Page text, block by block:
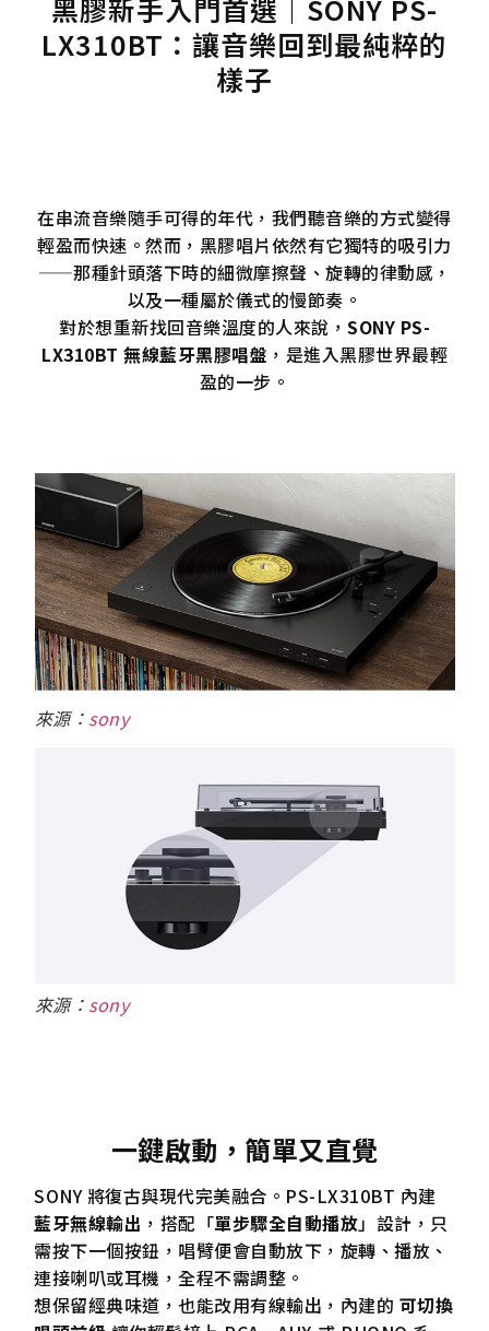
黑膠新手入門首選｜SONY PS-
LX310BT：讓音樂回到最純粹的
樣子
在串流音樂隨手可得的年代，我們聽音樂的方式變得
輕盈而快速。然而，黑膠唱片依然有它獨特的吸引力
——那種針頭落下時的細微摩擦聲、旋轉的律動感，
以及一種屬於儀式的慢節奏。
對於想重新找回音樂溫度的人來說， SONY PS-
LX310BT 無線藍牙黑膠唱盤 ，是進入黑膠世界最輕
盈的一步。
來源： sony
來源： sony
一鍵啟動，簡單又直覺
SONY 將復古與現代完美融合。PS-LX310BT 內建
藍牙無線輸出 ，搭配「單步驟全自動播放」設計，只
需按下一個按鈕，唱臂便會自動放下，旋轉、播放、
連接喇叭或耳機，全程不需調整。
想保留經典味道，也能改用有線輸出，內建的 可切換